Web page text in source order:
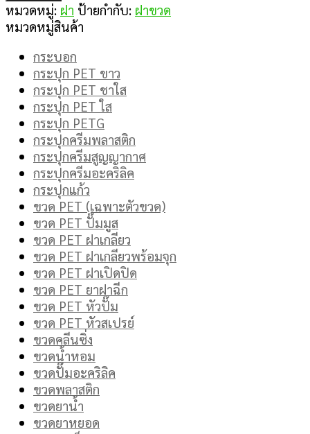
หมวดหมู่: ฝา ป้ายกำกับ: ฝาขวด
หมวดหมู่สินค้า
กระบอก
กระปุก PET ขาว
กระปุก PET ชาใส
กระปุก PET ใส
กระปุก PETG
กระปุกครีมพลาสติก
กระปุกครีมสูญญากาศ
กระปุกครีมอะคริลิค
กระปุกแก้ว
ขวด PET (เฉพาะตัวขวด)
ขวด PET ปั๊มมูส
ขวด PET ฝาเกลียว
ขวด PET ฝาเกลียวพร้อมจุก
ขวด PET ฝาเปิดปิด
ขวด PET ยาฝาฉีก
ขวด PET หัวปั๊ม
ขวด PET หัวสเปรย์
ขวดคลีนซิ่ง
ขวดน้ำหอม
ขวดปั๊มอะคริลิค
ขวดพลาสติก
ขวดยาน้ำ
ขวดยาหยอด